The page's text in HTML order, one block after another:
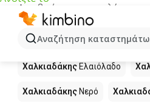
Αναζήτηση
Δεν βρήκαμε αποτελέσματα
Άλλα προϊόντα στα
Χαλκιαδάκης
Χαλκιαδάκης Ελαιόλαδο
Χαλκιαδάκης Νερό